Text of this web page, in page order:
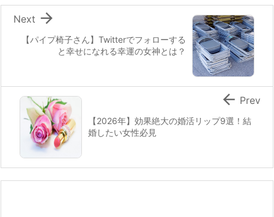
【パイプ椅子さん】Twitterでフォローする
と幸せになれる幸運の女神とは？

Next
【2026年】効果絶大の婚活リップ9選！結
婚したい女性必見
 Prev